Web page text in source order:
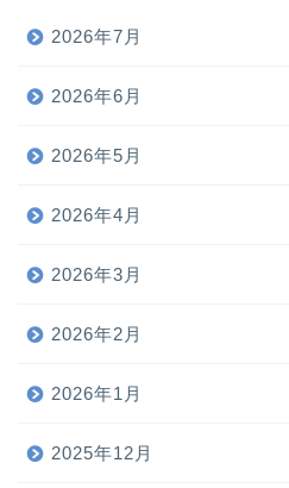
2026年7月
2026年6月
2026年5月
2026年4月
2026年3月
2026年2月
2026年1月
2025年12月